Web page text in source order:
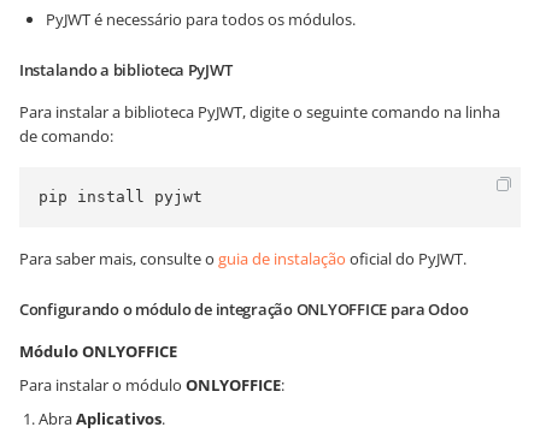
PyJWT é necessário para todos os módulos.
Instalando a biblioteca PyJWT
Para instalar a biblioteca PyJWT, digite o seguinte comando na linha
de comando:
pip install pyjwt
Para saber mais, consulte o guia de instalação oficial do PyJWT.
Configurando o módulo de integração ONLYOFFICE para Odoo
Módulo ONLYOFFICE
Para instalar o módulo ONLYOFFICE:
AbraAplicativos.